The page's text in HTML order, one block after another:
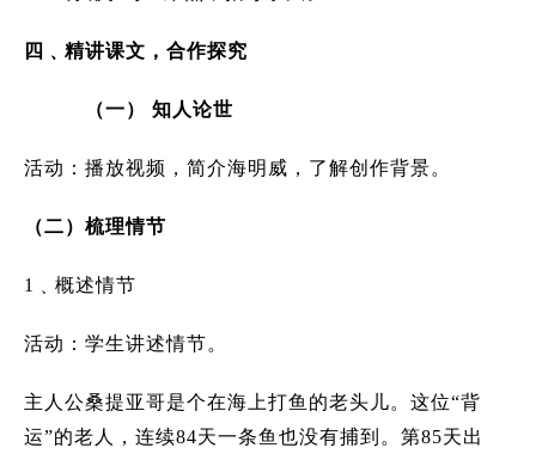
四﹑精讲课文，合作探究
（一） 知人论世
活动：播放视频，简介海明威，了解创作背景。
（二）梳理情节
1 ﹑概述情节
活动：学生讲述情节。
主人公桑提亚哥是个在海上打鱼的老头儿。这位“背
运”的老人，连续84天一条鱼也没有捕到。第85天出